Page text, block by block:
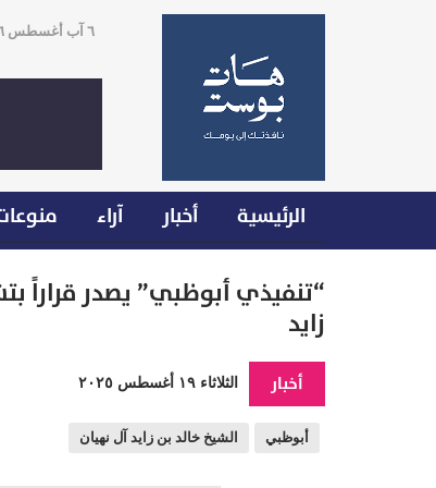
٦ آب أغسطس ٢٠٢٦ ٠٤:٥٤
الرئيسية أخبار آراء
“تنفيذي أبوظبي” يصدر قراراً
زايد
أخبار الثلاثاء ١٩ أغسطس ٢٠٢٥
أبوظبي الشيخ خالد بن زايد آل نهيان